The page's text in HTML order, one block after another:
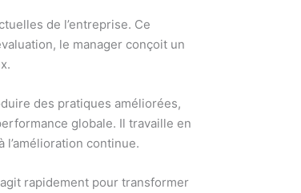
de l’entreprise. Ce
le manager conçoit un
des pratiques améliorées,
globale. Il travaille en
continue.
rapidement pour transformer